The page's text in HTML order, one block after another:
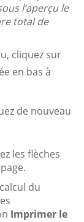
l’aperçu le
total de
cliquez sur
en bas à
de nouveau
les flèches
du
Imprimer le